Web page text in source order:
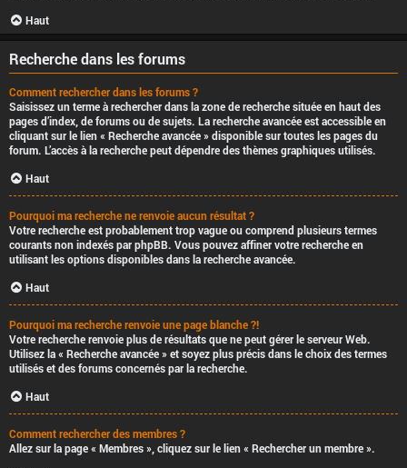
Haut
Recherche dans les forums
Comment rechercher dans les forums ?
Saisissez un terme à rechercher dans la zone de recherche située en haut des
pages d’index, de forums ou de sujets. La recherche avancée est accessible en
cliquant sur le lien « Recherche avancée » disponible sur toutes les pages du
forum. L’accès à la recherche peut dépendre des thèmes graphiques utilisés.
Haut
Pourquoi ma recherche ne renvoie aucun résultat ?
Votre recherche est probablement trop vague ou comprend plusieurs termes
courants non indexés par phpBB. Vous pouvez affiner votre recherche en
utilisant les options disponibles dans la recherche avancée.
Haut
Pourquoi ma recherche renvoie une page blanche ?!
Votre recherche renvoie plus de résultats que ne peut gérer le serveur Web.
Utilisez la « Recherche avancée » et soyez plus précis dans le choix des termes
utilisés et des forums concernés par la recherche.
Haut
Comment rechercher des membres ?
Allez sur la page « Membres », cliquez sur le lien « Rechercher un membre ».